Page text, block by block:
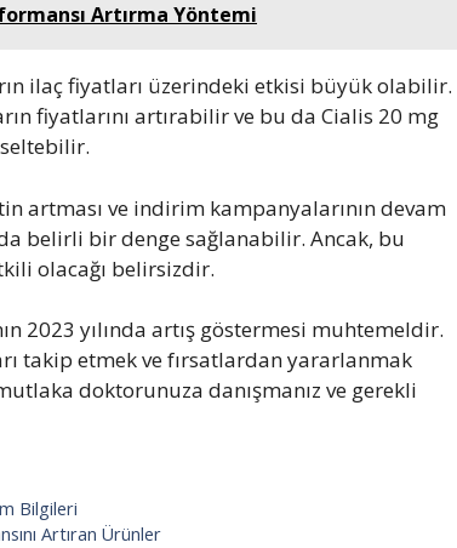
Artırma Yöntemi
ilaç fiyatları üzerindeki etkisi büyük olabilir.
fiyatlarını artırabilir ve bu da Cialis 20 mg
artması ve indirim kampanyalarının devam
belirli bir denge sağlanabilir. Ancak, bu
olacağı belirsizdir.
2023 yılında artış göstermesi muhtemeldir.
takip etmek ve fırsatlardan yararlanmak
doktorunuza danışmanız ve gerekli
Bilgileri
Artıran Ürünler